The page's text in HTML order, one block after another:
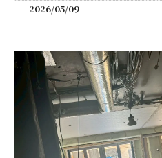
2026/05/09